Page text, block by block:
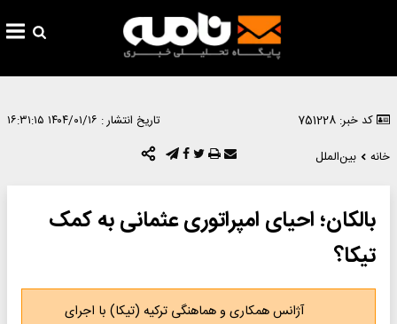
کد خبر: 751228 تاریخ انتشار : ۱۴۰۴/۰۱/۱۶ ۱۶:۳۱:۱۵
خانه
بین‌الملل
بالکان؛ احیای امپراتوری عثمانی به کمک
تیکا؟
آژانس همکاری و هماهنگی ترکیه (تیکا) با اجرای